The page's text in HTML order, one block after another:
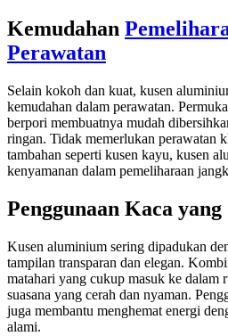
Kemudahan
Perawatan
Selain kokoh dan kuat, kusen
kemudahan dalam perawatan.
berpori membuatnya mudah
ringan. Tidak memerlukan perawatan
tambahan seperti kusen kayu, kusen
kenyamanan dalam pemeliharaan
Penggunaan Kaca
Kusen aluminium sering dipadukan
tampilan transparan dan elegan.
matahari yang cukup masuk ke dalam
suasana yang cerah dan nyaman.
juga membantu menghemat energi
alami.